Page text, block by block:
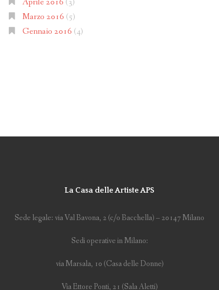
Marzo 2016 (5)
Gennaio 2016 (4)
La Casa delle Artiste APS
Sede legale: via Val Bavona, 2 (c/o Bacchella) – 20147 Milano
Sedi operative in Milano:
via Marsala, 10 (Casa delle Donne)
Via Ettore Ponti, 21 (Sala Aletti)